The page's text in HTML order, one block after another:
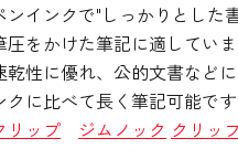
インクで"しっかりとした
をかけた筆記に適していま
性に優れ、公的文書など
に比べて長く筆記可能です
リップ ジムノック クリッ